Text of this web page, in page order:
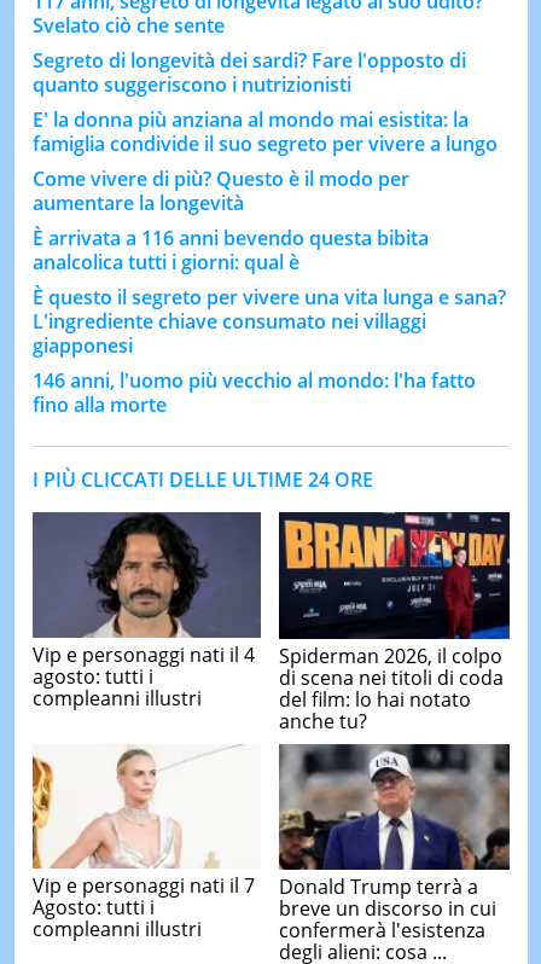
Svelato ciò che sente
Segreto di longevità dei sardi? Fare l'opposto di
quanto suggeriscono i nutrizionisti
E' la donna più anziana al mondo mai esistita: la
famiglia condivide il suo segreto per vivere a lungo
Come vivere di più? Questo è il modo per
aumentare la longevità
È arrivata a 116 anni bevendo questa bibita
analcolica tutti i giorni: qual è
È questo il segreto per vivere una vita lunga e sana?
L'ingrediente chiave consumato nei villaggi
giapponesi
146 anni, l'uomo più vecchio al mondo: l'ha fatto
fino alla morte
I PIÙ CLICCATI DELLE ULTIME 24 ORE
Vip e personaggi nati il 4
agosto: tutti i
compleanni illustri
Spiderman 2026, il colpo
di scena nei titoli di coda
del film: lo hai notato
anche tu?
Vip e personaggi nati il 7
Agosto: tutti i
compleanni illustri
Donald Trump terrà a
breve un discorso in cui
confermerà l'esistenza
degli alieni: cosa ...